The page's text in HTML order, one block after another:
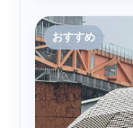
おすすめ